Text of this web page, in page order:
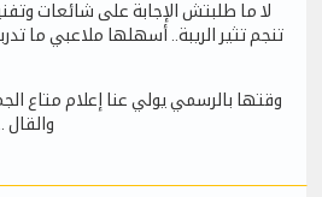
لا ما طلبتش الإجابة على شائعات
تنجم تثير الريبة.. أسهلها ملاعبي ما
وقتها بالرسمي يولي عنا إعلام متاع
والقال